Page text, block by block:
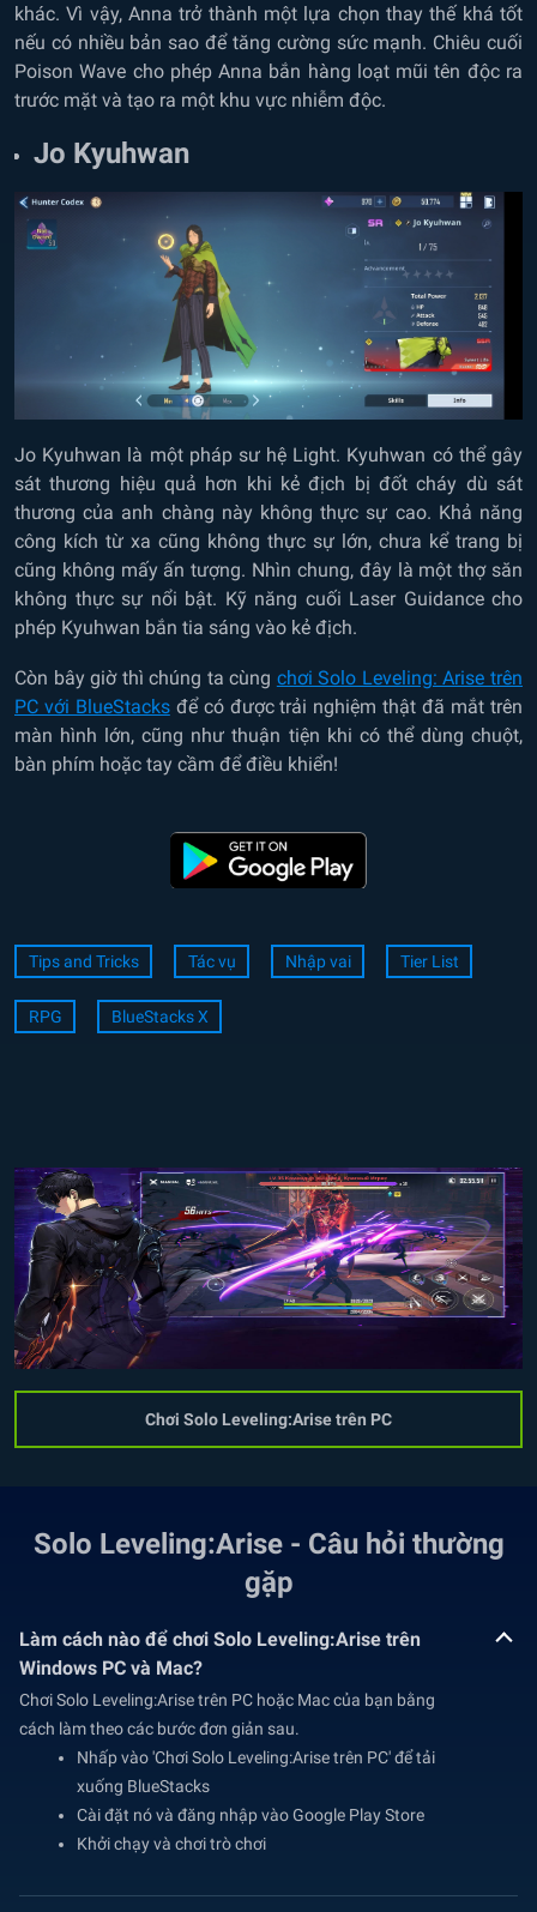
khác. Vì vậy, Anna trở thành một lựa chọn thay thế khá tốt
nếu có nhiều bản sao để tăng cường sức mạnh. Chiêu cuối
Poison Wave cho phép Anna bắn hàng loạt mũi tên độc ra
trước mặt và tạo ra một khu vực nhiễm độc.
Jo Kyuhwan
Jo Kyuhwan là một pháp sư hệ Light. Kyuhwan có thể gây
sát thương hiệu quả hơn khi kẻ địch bị đốt cháy dù sát
thương của anh chàng này không thực sự cao. Khả năng
công kích từ xa cũng không thực sự lớn, chưa kể trang bị
cũng không mấy ấn tượng. Nhìn chung, đây là một thợ săn
không thực sự nổi bật. Kỹ năng cuối Laser Guidance cho
phép Kyuhwan bắn tia sáng vào kẻ địch.
Còn bây giờ thì chúng ta cùng chơi Solo Leveling: Arise trên
PC với BlueStacks để có được trải nghiệm thật đã mắt trên
màn hình lớn, cũng như thuận tiện khi có thể dùng chuột,
bàn phím hoặc tay cầm để điều khiển!
Tips and Tricks Tác vụ Nhập vai Tier List
RPG BlueStacks X
Chơi Solo Leveling:Arise trên PC
Solo Leveling:Arise - Câu hỏi thường
gặp
Làm cách nào để chơi Solo Leveling:Arise trên
Windows PC và Mac?
Chơi Solo Leveling:Arise trên PC hoặc Mac của bạn bằng
cách làm theo các bước đơn giản sau.
Nhấp vào 'Chơi Solo Leveling:Arise trên PC' để tải
xuống BlueStacks
Cài đặt nó và đăng nhập vào Google Play Store
Khởi chạy và chơi trò chơi